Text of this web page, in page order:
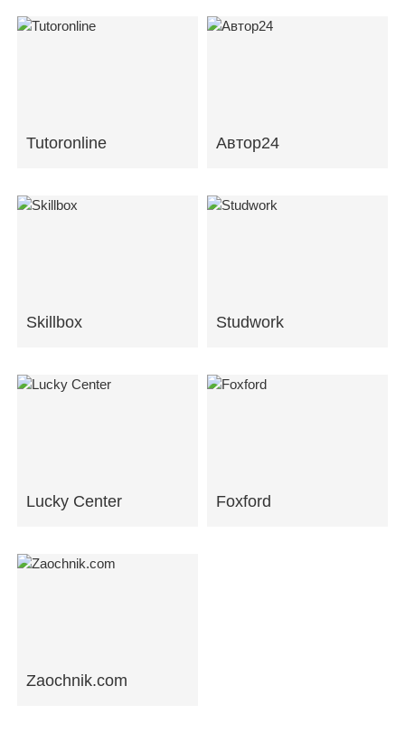
Tutoronline Автор24
Skillbox Studwork
Lucky Center Foxford
Zaochnik.com